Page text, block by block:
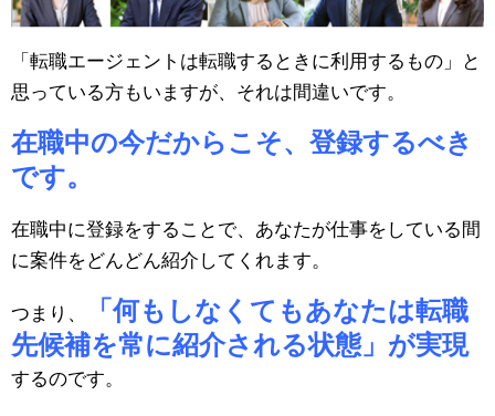
「転職エージェントは転職するときに利用するもの」と
思っている方もいますが、それは間違いです。
在職中の今だからこそ、登録するべき
です。
在職中に登録をすることで、あなたが仕事をしている間
に案件をどんどん紹介してくれます。
つまり、
「何もしなくてもあなたは転職
先候補を常に紹介される状態」が実現
するのです。